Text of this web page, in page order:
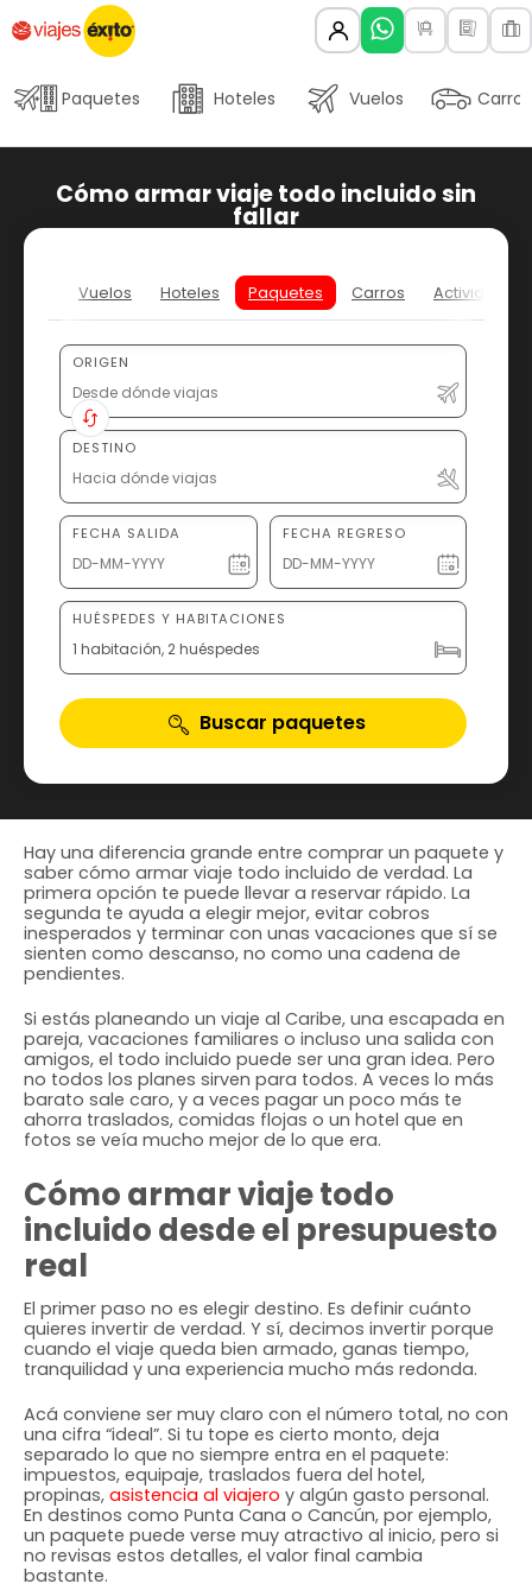
Paquetes Hoteles Vuelos Carros
Cómo armar viaje todo incluido sin
fallar
Vuelos Hoteles Paquetes Carros Actividades
ORIGEN
DESTINO
FECHA SALIDA FECHA REGRESO
HUÉSPEDES Y HABITACIONES
1 habitación, 2 huéspedes
Buscar paquetes
Hay una diferencia grande entre comprar un paquete y
saber cómo armar viaje todo incluido de verdad. La
primera opción te puede llevar a reservar rápido. La
segunda te ayuda a elegir mejor, evitar cobros
inesperados y terminar con unas vacaciones que sí se
sienten como descanso, no como una cadena de
pendientes.
Si estás planeando un viaje al Caribe, una escapada en
pareja, vacaciones familiares o incluso una salida con
amigos, el todo incluido puede ser una gran idea. Pero
no todos los planes sirven para todos. A veces lo más
barato sale caro, y a veces pagar un poco más te
ahorra traslados, comidas flojas o un hotel que en
fotos se veía mucho mejor de lo que era.
Cómo armar viaje todo
incluido desde el presupuesto
real
El primer paso no es elegir destino. Es definir cuánto
quieres invertir de verdad. Y sí, decimos invertir porque
cuando el viaje queda bien armado, ganas tiempo,
tranquilidad y una experiencia mucho más redonda.
Acá conviene ser muy claro con el número total, no con
una cifra “ideal”. Si tu tope es cierto monto, deja
separado lo que no siempre entra en el paquete:
impuestos, equipaje, traslados fuera del hotel,
propinas, asistencia al viajero y algún gasto personal.
En destinos como Punta Cana o Cancún, por ejemplo,
un paquete puede verse muy atractivo al inicio, pero si
no revisas estos detalles, el valor final cambia
bastante.